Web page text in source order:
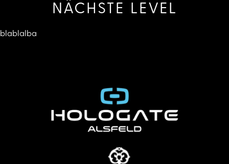
NÄCHSTE LEVEL
blablalba